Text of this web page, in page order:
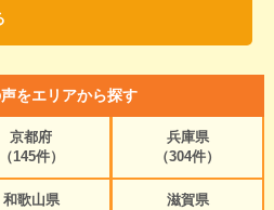
をエリアから探す
京都府
（145件）
兵庫県
（304件）
和歌山県
滋賀県